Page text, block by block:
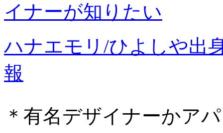
イナーが知りたい
ハナエモリ/ひよしや出
報
＊有名デザイナーかア